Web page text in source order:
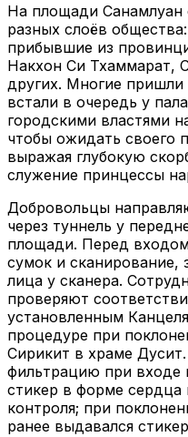
На площади Санамлуан
разных слоёв
прибывшие из
Накхон Си Тхаммарат,
других. Многие
встали в очередь у
городскими властями
чтобы ожидать своего
выражая глубокую
служение принцессы
Добровольцы
через туннель у
площади. Перед
сумок и сканирование,
лица у сканера.
проверяют
установленным
процедуре при
Сирикит в храме
фильтрацию при входе
стикер в форме сердца
контроля; при
ранее выдавался